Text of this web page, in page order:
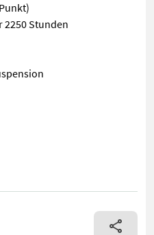
2250 Stunden
4600 Gefederte